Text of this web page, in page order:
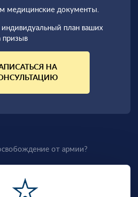
медицинские документы.
план ваших
призыв
НА
от армии?